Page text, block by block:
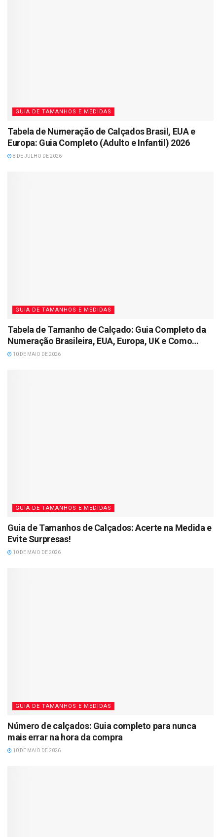
GUIA DE TAMANHOS E MEDIDAS
Tabela de Numeração de Calçados Brasil, EUA e
Europa: Guia Completo (Adulto e Infantil) 2026
8 DE JULHO DE 2026
GUIA DE TAMANHOS E MEDIDAS
Tabela de Tamanho de Calçado: Guia Completo da
Numeração Brasileira, EUA, Europa, UK e Como
Medir o Pé
10 DE MAIO DE 2026
GUIA DE TAMANHOS E MEDIDAS
Guia de Tamanhos de Calçados: Acerte na Medida e
Evite Surpresas!
10 DE MAIO DE 2026
GUIA DE TAMANHOS E MEDIDAS
Número de calçados: Guia completo para nunca
mais errar na hora da compra
10 DE MAIO DE 2026